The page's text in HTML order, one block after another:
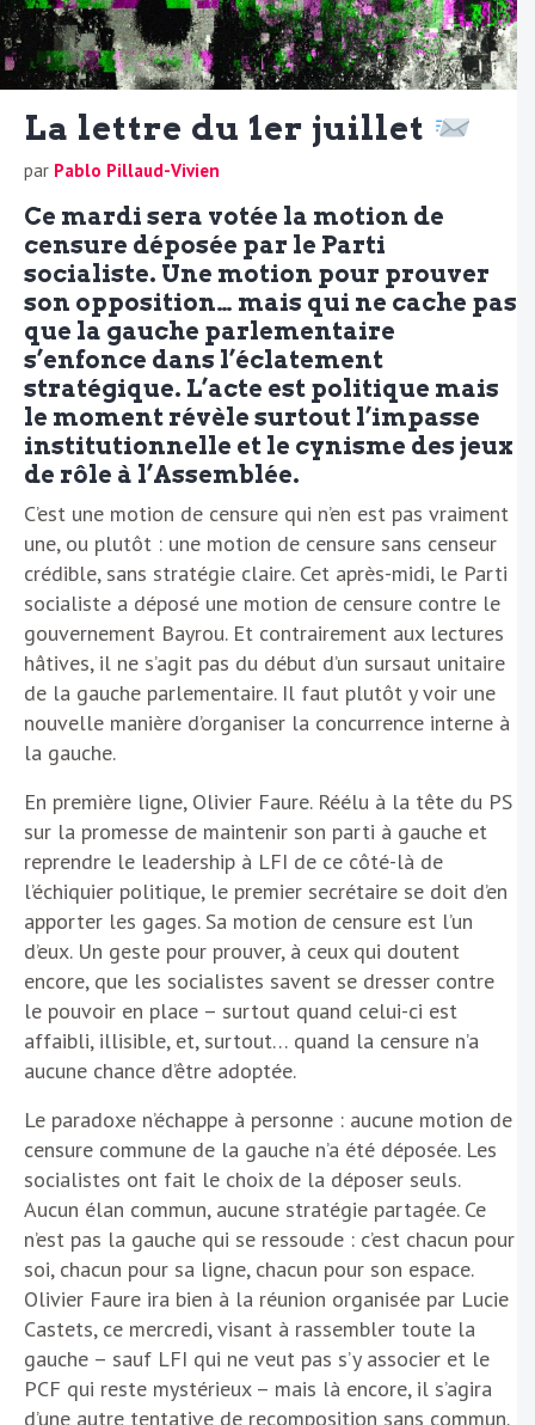
La lettre du 1er juillet
par Pablo Pillaud-Vivien
Ce mardi sera votée la motion de
censure déposée par le Parti
socialiste. Une motion pour prouver
son opposition… mais qui ne cache pas
que la gauche parlementaire
s’enfonce dans l’éclatement
stratégique. L’acte est politique mais
le moment révèle surtout l’impasse
institutionnelle et le cynisme des jeux
de rôle à l’Assemblée.
C’est une motion de censure qui n’en est pas vraiment
une, ou plutôt : une motion de censure sans censeur
crédible, sans stratégie claire. Cet après-midi, le Parti
socialiste a déposé une motion de censure contre le
gouvernement Bayrou. Et contrairement aux lectures
hâtives, il ne s’agit pas du début d’un sursaut unitaire
de la gauche parlementaire. Il faut plutôt y voir une
nouvelle manière d’organiser la concurrence interne à
la gauche.
En première ligne, Olivier Faure. Réélu à la tête du PS
sur la promesse de maintenir son parti à gauche et
reprendre le leadership à LFI de ce côté-là de
l’échiquier politique, le premier secrétaire se doit d’en
apporter les gages. Sa motion de censure est l’un
d’eux. Un geste pour prouver, à ceux qui doutent
encore, que les socialistes savent se dresser contre
le pouvoir en place – surtout quand celui-ci est
affaibli, illisible, et, surtout… quand la censure n’a
aucune chance d’être adoptée.
Le paradoxe n’échappe à personne : aucune motion de
censure commune de la gauche n’a été déposée. Les
socialistes ont fait le choix de la déposer seuls.
Aucun élan commun, aucune stratégie partagée. Ce
n’est pas la gauche qui se ressoude : c’est chacun pour
soi, chacun pour sa ligne, chacun pour son espace.
Olivier Faure ira bien à la réunion organisée par Lucie
Castets, ce mercredi, visant à rassembler toute la
gauche – sauf LFI qui ne veut pas s’y associer et le
PCF qui reste mystérieux – mais là encore, il s’agira
d’une autre tentative de recomposition sans commun.